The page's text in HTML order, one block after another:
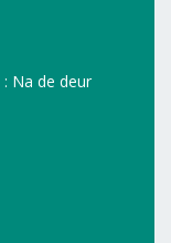
: Na de deur